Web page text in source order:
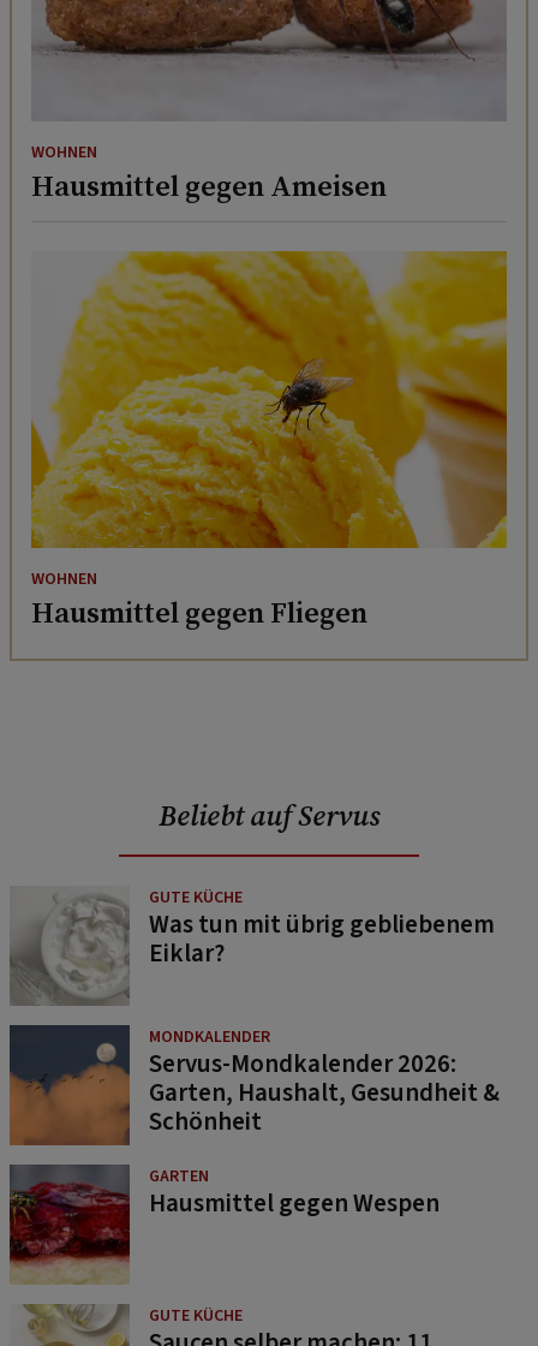
WOHNEN
Hausmittel gegen Ameisen
WOHNEN
Hausmittel gegen Fliegen
Beliebt auf Servus
GUTE KÜCHE
Was tun mit übrig gebliebenem
Eiklar?
MONDKALENDER
Servus-Mondkalender 2026:
Garten, Haushalt, Gesundheit &
Schönheit
GARTEN
Hausmittel gegen Wespen
GUTE KÜCHE